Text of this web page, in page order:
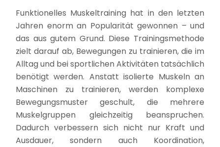
Funktionelles Muskeltraining hat in den letzten
Jahren enorm an Popularität gewonnen – und
das aus gutem Grund. Diese Trainingsmethode
zielt darauf ab, Bewegungen zu trainieren, die im
Alltag und bei sportlichen Aktivitäten tatsächlich
benötigt werden. Anstatt isolierte Muskeln an
Maschinen zu trainieren, werden komplexe
Bewegungsmuster geschult, die mehrere
Muskelgruppen gleichzeitig beanspruchen.
Dadurch verbessern sich nicht nur Kraft und
Ausdauer, sondern auch Koordination,